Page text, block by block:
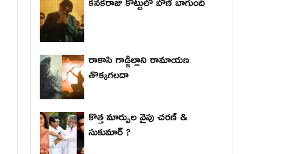
కనకరాజు కొట్టులో బోణీ బాగుంది
రాకాసి గాడ్జిల్లాని రామాయణ
తొక్కగలదా
కొత్త మార్పుల వైపు చరణ్ &
సుకుమార్ ?